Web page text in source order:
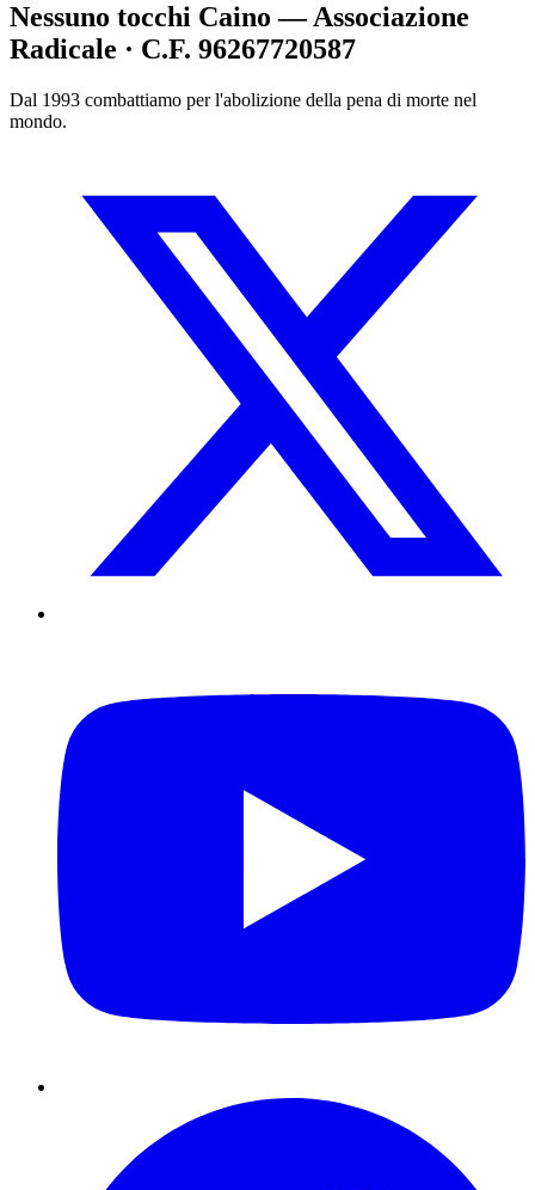
Nessuno tocchi Caino — Associazione
Radicale · C.F. 96267720587
Dal 1993 combattiamo per l'abolizione della pena di morte nel
mondo.